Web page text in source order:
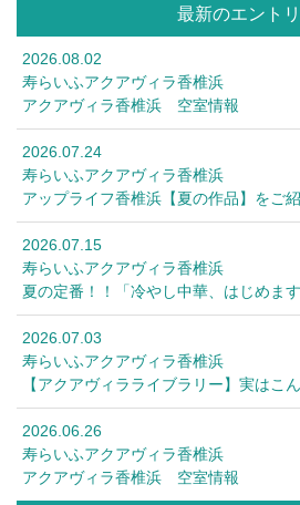
最新のエント
2026.08.02
寿らいふアクアヴィラ香椎浜
アクアヴィラ香椎浜 空室情報
2026.07.24
寿らいふアクアヴィラ香椎浜
アップライフ香椎浜【夏の作品】をご
2026.07.15
寿らいふアクアヴィラ香椎浜
夏の定番！！「冷やし中華、はじめます
2026.07.03
寿らいふアクアヴィラ香椎浜
【アクアヴィラライブラリー】実はこ
2026.06.26
寿らいふアクアヴィラ香椎浜
アクアヴィラ香椎浜 空室情報